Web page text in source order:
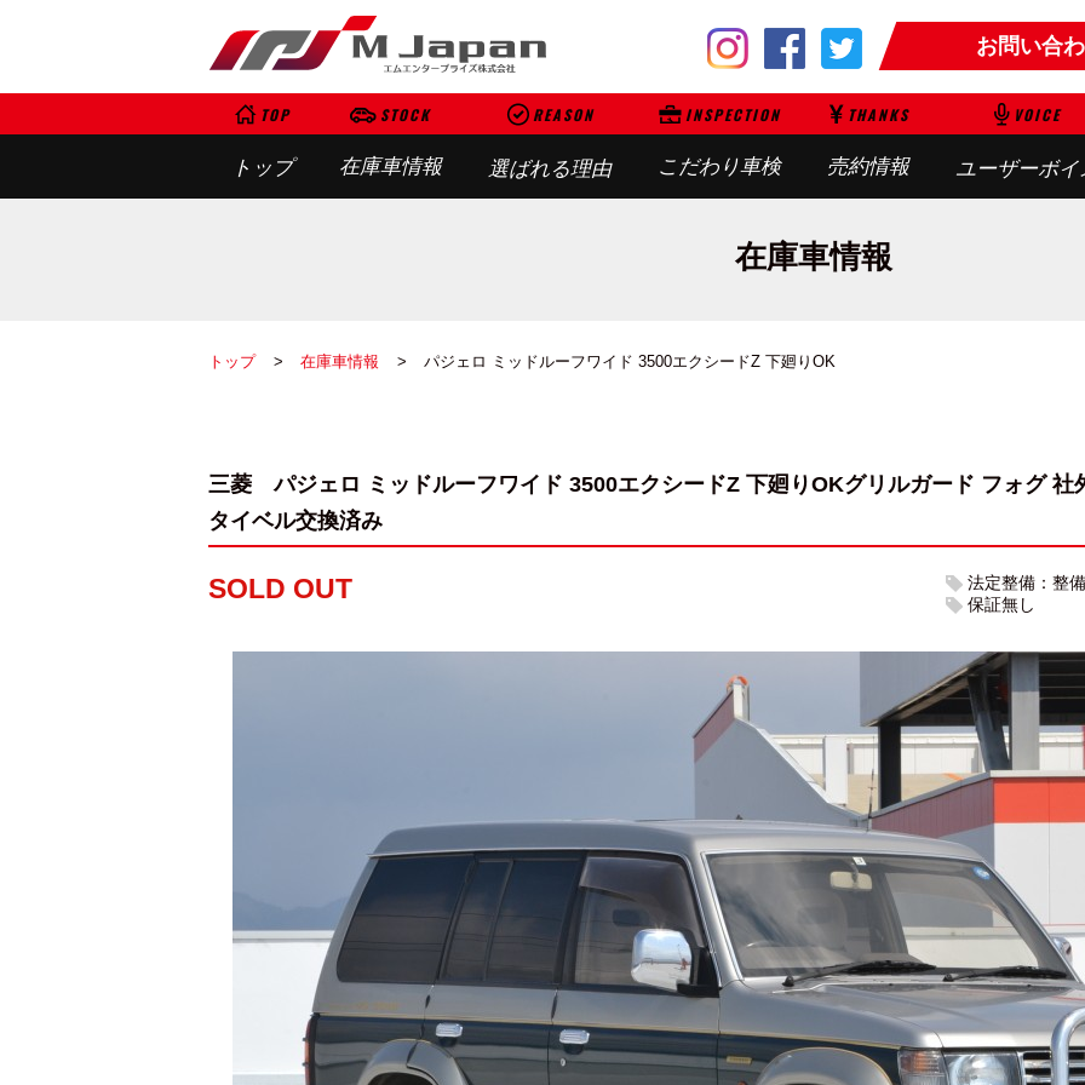
お問い合
TOP
トップ
STOCK
在庫車情報
REASON
選ばれる理由
INSPECTION
こだわり車検
THANKS
売約情報
VOICE
ユーザーボイ
在庫車情報
トップ 在庫車情報 パジェロ ミッドルーフワイド 3500エクシードZ 下廻りOK
三菱 パジェロ ミッドルーフワイド 3500エクシードZ 下廻りOKグリルガード フォグ 社
タイベル交換済み
SOLD OUT
法定整備：整
保証無し